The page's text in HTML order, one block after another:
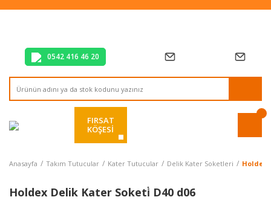
Tüm Alışverişlerde Vade Farksız 2 Taksit!
0542 416 46 20
FIRSAT
KÖŞESİ
Anasayfa Takım Tutucular Kater Tutucular Delik Kater Soketleri Holdex
Holdex Delik Kater Soketi̇ D40 d06